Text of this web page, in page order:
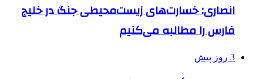
انصاری: خسارت‌های زیست‌محیطی جنگ در خلیج
فارس را مطالبه‌ می‌کنیم
3 روز پیش